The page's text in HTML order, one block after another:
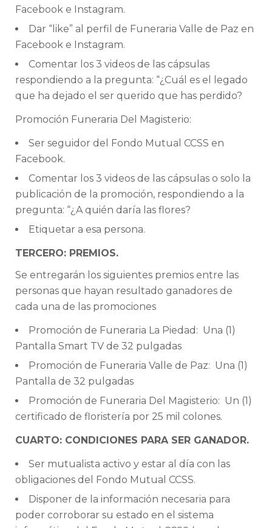
Facebook e Instagram.
Dar “like” al perfil de Funeraria Valle de Paz en
Facebook e Instagram.
Comentar los 3 videos de las cápsulas
respondiendo a la pregunta: “¿Cuál es el legado
que ha dejado el ser querido que has perdido?
Promoción Funeraria Del Magisterio:
Ser seguidor del Fondo Mutual CCSS en
Facebook.
Comentar los 3 videos de las cápsulas o solo la
publicación de la promoción, respondiendo a la
pregunta: “¿A quién daría las flores?
Etiquetar a esa persona.
TERCERO: PREMIOS.
Se entregarán los siguientes premios entre las
personas que hayan resultado ganadores de
cada una de las promociones
Promoción de Funeraria La Piedad: Una (1)
Pantalla Smart TV de 32 pulgadas
Promoción de Funeraria Valle de Paz: Una (1)
Pantalla de 32 pulgadas
Promoción de Funeraria Del Magisterio: Un (1)
certificado de floristería por 25 mil colones.
CUARTO: CONDICIONES PARA SER GANADOR.
Ser mutualista activo y estar al día con las
obligaciones del Fondo Mutual CCSS.
Disponer de la información necesaria para
poder corroborar su estado en el sistema